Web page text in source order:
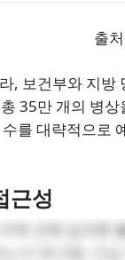
출
, 보건부와 지
35만 개의 병
를 대략적으로
근성
역 간에 심각한
노이 20.2명, 다